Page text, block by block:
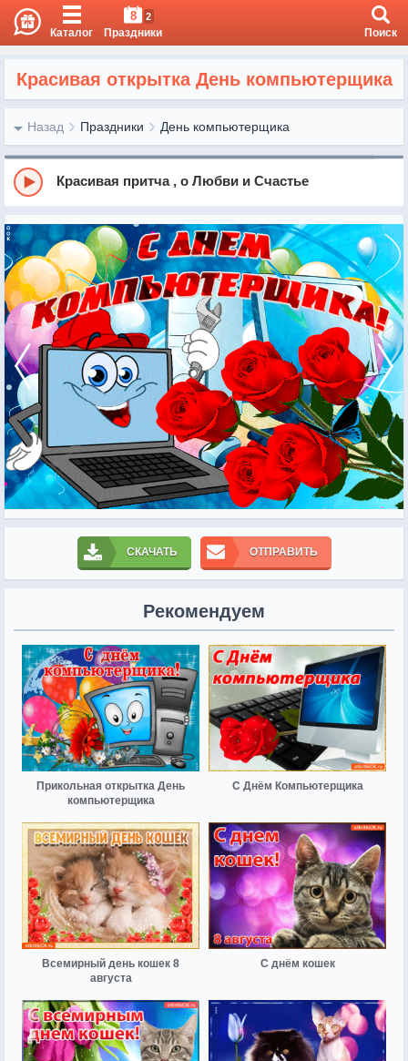
Каталог
8 2
Праздники Поиск
Красивая открытка День компьютерщика
Назад Праздники День компьютерщика
Красивая притча , о Любви и Счастье
СКАЧАТЬ ОТПРАВИТЬ
Рекомендуем
Прикольная открытка День
компьютерщика
С Днём Компьютерщика
Всемирный день кошек 8
августа
С днём кошек